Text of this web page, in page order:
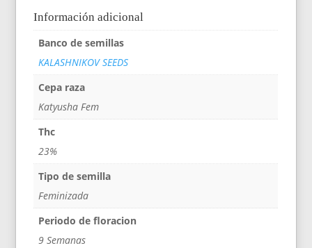
Información adicional
Banco de semillas
KALASHNIKOV SEEDS
Cepa raza
Katyusha Fem
Thc
23%
Tipo de semilla
Feminizada
Periodo de floracion
9 Semanas